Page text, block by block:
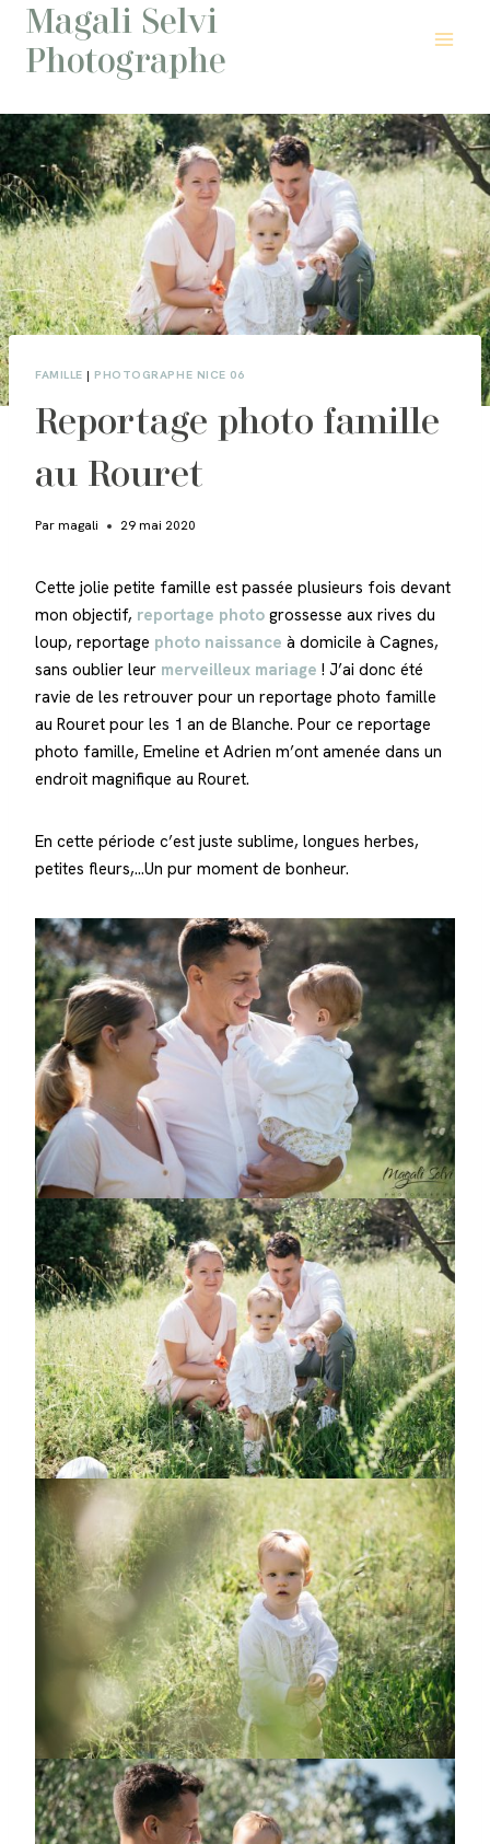
Aller
contenu
Magali Selvi
Photographe
FAMILLE | PHOTOGRAPHE NICE 06
Reportage photo famille
au Rouret
Parmagali 29 mai 2020
Cette jolie petite famille est passée plusieurs fois devant
mon objectif, reportage photo grossesse aux rives du
loup, reportage photo naissance à domicile à Cagnes,
sans oublier leur merveilleux mariage ! J’ai donc été
ravie de les retrouver pour un reportage photo famille
au Rouret pour les 1 an de Blanche. Pour ce reportage
photo famille, Emeline et Adrien m’ont amenée dans un
endroit magnifique au Rouret.
En cette période c’est juste sublime, longues herbes,
petites fleurs,…Un pur moment de bonheur.